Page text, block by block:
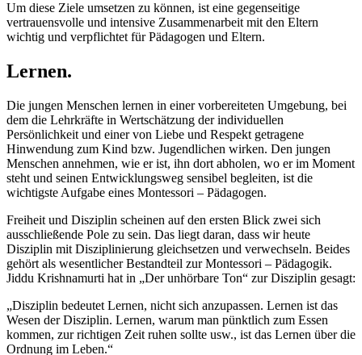
Um diese Ziele umsetzen zu können, ist eine gegenseitige
vertrauensvolle und intensive Zusammenarbeit mit den Eltern
wichtig und verpflichtet für Pädagogen und Eltern.
Lernen.
Die jungen Menschen lernen in einer vorbereiteten Umgebung, bei
dem die Lehrkräfte in Wertschätzung der individuellen
Persönlichkeit und einer von Liebe und Respekt getragene
Hinwendung zum Kind bzw. Jugendlichen wirken. Den jungen
Menschen annehmen, wie er ist, ihn dort abholen, wo er im Moment
steht und seinen Entwicklungsweg sensibel begleiten, ist die
wichtigste Aufgabe eines Montessori – Pädagogen.
Freiheit und Disziplin scheinen auf den ersten Blick zwei sich
ausschließende Pole zu sein. Das liegt daran, dass wir heute
Disziplin mit Disziplinierung gleichsetzen und verwechseln. Beides
gehört als wesentlicher Bestandteil zur Montessori – Pädagogik.
Jiddu Krishnamurti hat in „Der unhörbare Ton“ zur Disziplin gesagt:
„Disziplin bedeutet Lernen, nicht sich anzupassen. Lernen ist das
Wesen der Disziplin. Lernen, warum man pünktlich zum Essen
kommen, zur richtigen Zeit ruhen sollte usw., ist das Lernen über die
Ordnung im Leben.“